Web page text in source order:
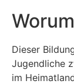
Dieser
Jugendliche
im